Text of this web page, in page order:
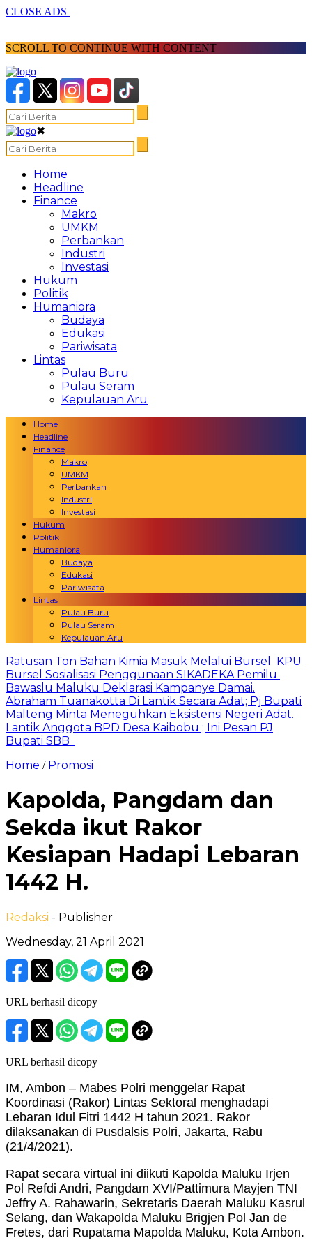
CLOSE ADS
SCROLL TO CONTINUE WITH CONTENT
✖
Home
Headline
Finance
Makro
UMKM
Perbankan
Industri
Investasi
Hukum
Politik
Humaniora
Budaya
Edukasi
Pariwisata
Lintas
Pulau Buru
Pulau Seram
Kepulauan Aru
Home
Headline
Finance
Makro
UMKM
Perbankan
Industri
Investasi
Hukum
Politik
Humaniora
Budaya
Edukasi
Pariwisata
Lintas
Pulau Buru
Pulau Seram
Kepulauan Aru
Ratusan Ton Bahan Kimia Masuk Melalui Bursel
KPU
Bursel Sosialisasi Penggunaan SIKADEKA Pemilu
Bawaslu Maluku Deklarasi Kampanye Damai.
Abraham Tuanakotta Di Lantik Secara Adat; Pj Bupati
Malteng Minta Meneguhkan Eksistensi Negeri Adat.
Lantik Anggota BPD Desa Kaibobu ; Ini Pesan PJ
Bupati SBB
Home / Promosi
Kapolda, Pangdam dan
Sekda ikut Rakor
Kesiapan Hadapi Lebaran
1442 H.
Redaksi - Publisher
Wednesday, 21 April 2021
URL berhasil dicopy
URL berhasil dicopy
IM, Ambon – Mabes Polri menggelar Rapat
Koordinasi (Rakor) Lintas Sektoral menghadapi
Lebaran Idul Fitri 1442 H tahun 2021. Rakor
dilaksanakan di Pusdalsis Polri, Jakarta, Rabu
(21/4/2021).
Rapat secara virtual ini diikuti Kapolda Maluku Irjen
Pol Refdi Andri, Pangdam XVI/Pattimura Mayjen TNI
Jeffry A. Rahawarin, Sekretaris Daerah Maluku Kasrul
Selang, dan Wakapolda Maluku Brigjen Pol Jan de
Fretes, dari Rupatama Mapolda Maluku, Kota Ambon.